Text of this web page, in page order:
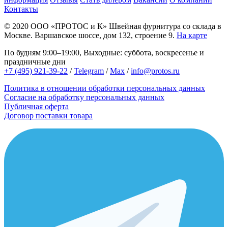
Контакты
© 2020 ООО «ПРОТОС и К» Швейная фурнитура со склада в
Москве. Варшавское шоссе, дом 132, строение 9. На карте
По будням 9:00–19:00, Выходные: суббота, воскресенье и
праздничные дни
+7 (495) 921-39-22 /Telegram /Max /info@protos.ru
Политика в отношении обработки персональных данных
Согласие на обработку персональных данных
Публичная оферта
Договор поставки товара